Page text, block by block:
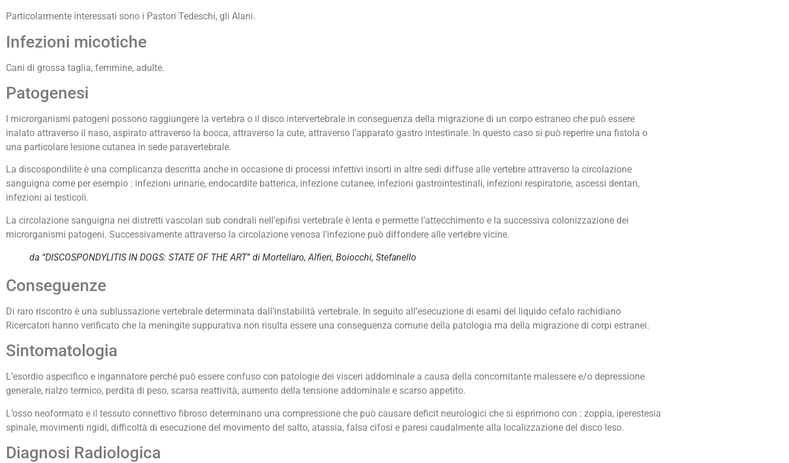
Particolarmente interessati sono i Pastori Tedeschi, gli Alani.
Infezioni micotiche
Cani di grossa taglia, femmine, adulte.
Patogenesi
I microrganismi patogeni possono raggiungere la vertebra o il disco intervertebrale in conseguenza della migrazione di un corpo estraneo che può essere
inalato attraverso il naso, aspirato attraverso la bocca, attraverso la cute, attraverso l’apparato gastro intestinale. In questo caso si può reperire una fistola o
una particolare lesione cutanea in sede paravertebrale.
La discospondilite è una complicanza descritta anche in occasione di processi infettivi insorti in altre sedi diffuse alle vertebre attraverso la circolazione
sanguigna come per esempio : infezioni urinarie, endocardite batterica, infezione cutanee, infezioni gastrointestinali, infezioni respiratorie, ascessi dentari,
infezioni ai testicoli.
La circolazione sanguigna nei distretti vascolari sub condrali nell’epifisi vertebrale è lenta e permette l’attecchimento e la successiva colonizzazione dei
microrganismi patogeni. Successivamente attraverso la circolazione venosa l’infezione può diffondere alle vertebre vicine.
da “DISCOSPONDYLITIS IN DOGS: STATE OF THE ART” di Mortellaro, Alfieri, Boiocchi, Stefanello
Conseguenze
Di raro riscontro è una sublussazione vertebrale determinata dall’instabilità vertebrale. In seguito all’esecuzione di esami del liquido cefalo rachidiano
Ricercatori hanno verificato che la meningite suppurativa non risulta essere una conseguenza comune della patologia ma della migrazione di corpi estranei.
Sintomatologia
L’esordio aspecifico e ingannatore perché può essere confuso con patologie dei visceri addominale a causa della concomitante malessere e/o depressione
generale, rialzo termico, perdita di peso, scarsa reattività, aumento della tensione addominale e scarso appetito.
L’osso neoformato e il tessuto connettivo fibroso determinano una compressione che può causare deficit neurologici che si esprimono con : zoppia, iperestesia
spinale, movimenti rigidi, difficoltà di esecuzione del movimento del salto, atassia, falsa cifosi e paresi caudalmente alla localizzazione del disco leso.
Diagnosi Radiologica